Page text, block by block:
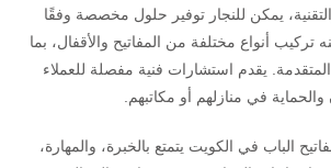
يمكن للنجار توفير حلول مخصصة وفقًا
تركيب أنواع مختلفة من المفاتيح والأقفال، بما
يقدم استشارات فنية مفصلة للعملاء
في منازلهم أو مكاتبهم.
الباب في الكويت يتمتع بالخبرة، والمهارة،